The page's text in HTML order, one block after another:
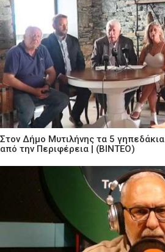
Στον Δήμο Μυτιλήνης τα 5
από την Περιφέρεια | (ΒΙΝΤΕΟ)